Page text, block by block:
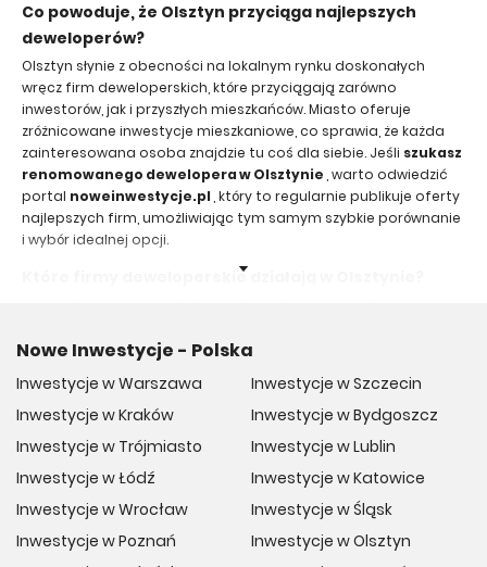
Co powoduje, że Olsztyn przyciąga najlepszych
deweloperów?
Olsztyn słynie z obecności na lokalnym rynku doskonałych
wręcz firm deweloperskich, które przyciągają zarówno
inwestorów, jak i przyszłych mieszkańców. Miasto oferuje
zróżnicowane inwestycje mieszkaniowe, co sprawia, że każda
zainteresowana osoba znajdzie tu coś dla siebie. Jeśli szukasz
renomowanego dewelopera w Olsztynie , warto odwiedzić
portal noweinwestycje.pl , który to regularnie publikuje oferty
najlepszych firm, umożliwiając tym samym szybkie porównanie
i wybór idealnej opcji.
Które firmy deweloperskie działają w Olsztynie?
MAS-BUD. Oprócz dużych korporacji, znaleźć tu można także
dzielnicach czy realizacji wysoce specjalistycznych typów
inwestycji. Sprawia to, że potencjalny nabywca otrzymuje
budżetów. Sprawdź oferty deweloperów w Olsztynie na portalu
noweinwestycje.pl.
Jak wybrać dobrego dewelopera w Olsztynie?
Wybór odpowiedniego dewelopera jest kluczowy jeżeli marzy
Nowe Inwestycje - Polska
Inwestycje w Warszawa
Inwestycje w Kraków
Inwestycje w Trójmiasto
Inwestycje w Łódź
Inwestycje w Wrocław
Inwestycje w Poznań
Inwestycje w Szczecin
Inwestycje w Bydgoszcz
Inwestycje w Lublin
Inwestycje w Katowice
Inwestycje w Śląsk
Inwestycje w Olsztyn